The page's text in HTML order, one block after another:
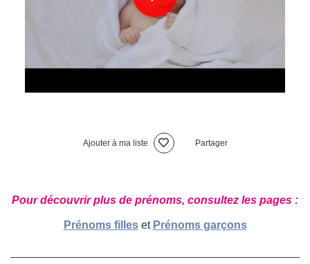
Ajouter à ma liste Partager
Pour découvrir plus de prénoms, consultez les pages :
Prénoms filleset Prénoms garçons